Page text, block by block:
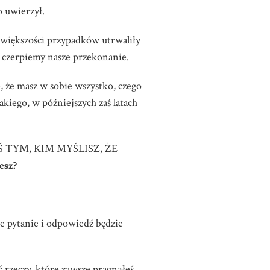
uwierzył.
przypadków utrwaliły
nasze przekonanie.
masz w sobie wszystko, czego
w późniejszych zaś latach
TYM, KIM MYŚLISZ, ŻE
pytanie i odpowiedź będzie